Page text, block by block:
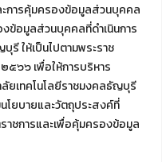
ะการคุ้มครองข้อมูลส่วนบุคคล
ข้อมูลส่วนบุคคลที่ดำเนินการ
รี ให้เป็นไปตามพระราช
๖๖ เพื่อให้การบริหาร
ลัยเทคโนโลยีราชมงคลธัญบุรี
โยบายและวัตถุประสงค์ที่
าชการและเพื่อคุ้มครองข้อมูล